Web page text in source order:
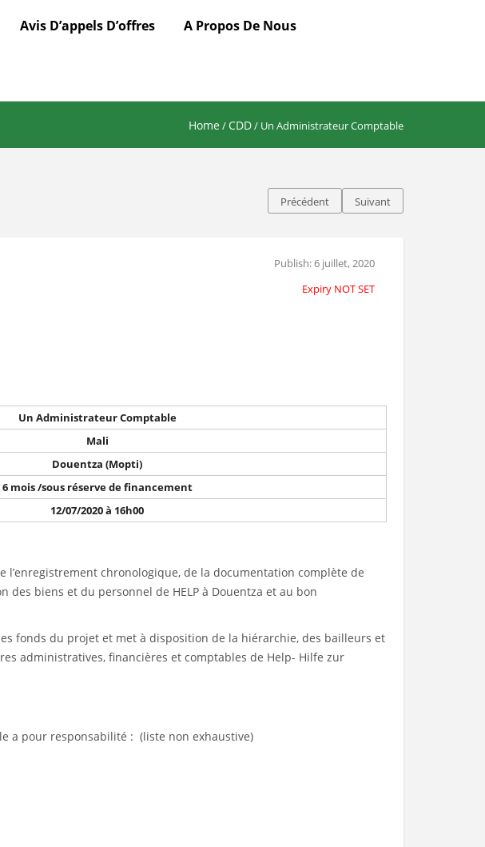
Avis D’appels D’offres
A Propos De Nous
Home / CDD/ Un Administrateur Comptable
Précédent Suivant
Publish: 6 juillet, 2020
Expiry NOT SET
Un Administrateur Comptable
Mali
Douentza (Mopti)
6 mois /sous réserve de financement
12/07/2020 à 16h00
chronologique, de la documentation complète de
biens et du personnel de HELP à Douentza et au bon
fonds du projet et met à disposition de la hiérarchie, des bailleurs et
administratives, financières et comptables de Help- Hilfe zur
a pour responsabilité : (liste non exhaustive)